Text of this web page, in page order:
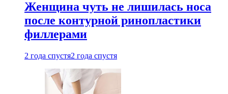
Женщина чуть не лишилась носа
после контурной ринопластики
филлерами
2 года спустя2 года спустя